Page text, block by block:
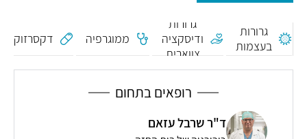
גרורות
בעצמות
גרורות
ודיסקציה
צווארית
ממוגרפיה
רופאים בתחום
ד"ר שרבל עזאם